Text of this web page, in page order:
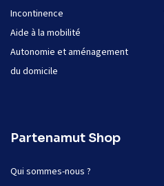
Incontinence
Aide à la mobilité
Autonomie et aménagement
du domicile
Partenamut Shop
Qui sommes-nous ?